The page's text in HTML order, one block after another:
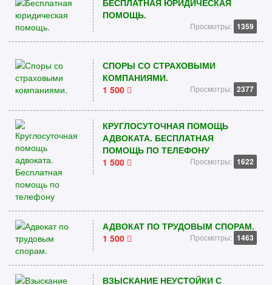
БЕСПЛАТНАЯ ЮРИДИЧЕСКАЯ
ПОМОЩЬ.
Просмотры: 1359
СПОРЫ СО СТРАХОВЫМИ
КОМПАНИЯМИ.
1 500
Просмотры: 2377
КРУГЛОСУТОЧНАЯ ПОМОЩЬ
АДВОКАТА. БЕСПЛАТНАЯ
ПОМОЩЬ ПО ТЕЛЕФОНУ
1 500
Просмотры: 1622
АДВОКАТ ПО ТРУДОВЫМ СПОРАМ.
1 500
Просмотры: 1463
ВЗЫСКАНИЕ НЕУСТОЙКИ С